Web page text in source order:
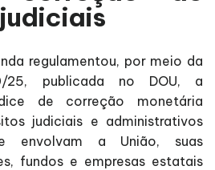
regulamentou, por meio da
25, publicada no DOU, a
de correção monetária
judiciais e administrativos
envolvam a União, suas
fundos e empresas estatais